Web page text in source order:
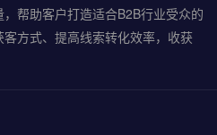
帮助客户打造适合B2B行业受众的
方式、提高线索转化效率，收获